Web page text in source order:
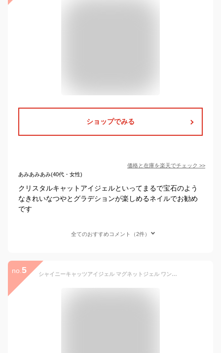
ショップでみる
価格と在庫を楽天でチェック >>
あみあみあみ(40代・女性)
クリスタルキャットアイジェルといってまるで宝石のよう
なきれいなつやとグラデションが楽しめるネイルでお勧め
です
全てのおすすめコメント（2件）
no. 5 シャイニーキャッツアイジェル マグネットジェル ワンステップジェル マグネットジェルネイル [8]